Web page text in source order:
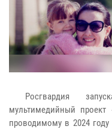
Росгвардия
мультимедийный
проводимому в 2024